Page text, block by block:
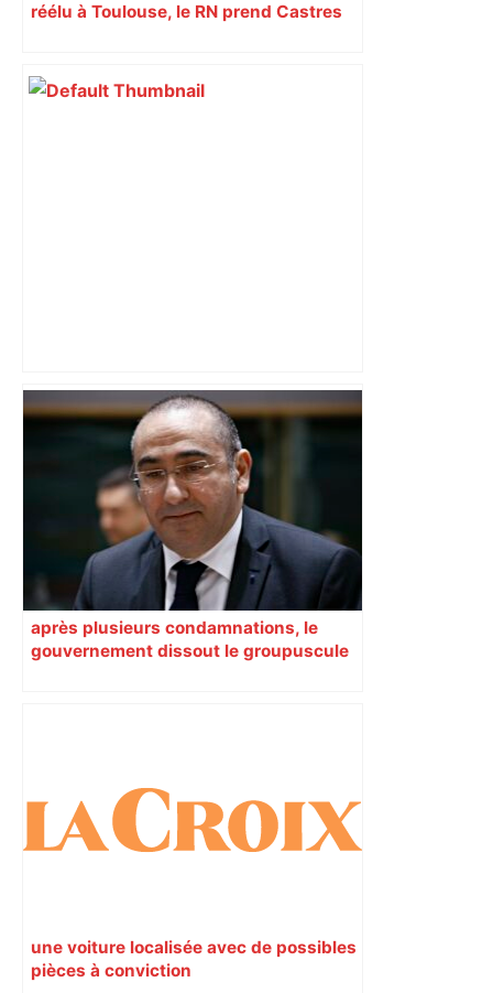
réélu à Toulouse, le RN prend Castres
A680 Toulouse fermée dans les 2 sens
– Radio VINCI Autoroutes
après plusieurs condamnations, le
gouvernement dissout le groupuscule
une voiture localisée avec de possibles
pièces à conviction